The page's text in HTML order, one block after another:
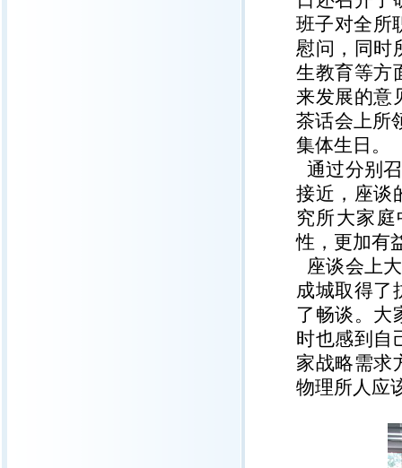
班子对全所
慰问，同时
生教育等方
来发展的意
茶话会上所
集体生日。
通过分别
接近，座谈
究所大家
性，更加有
座谈会上
成城取得了
了畅谈。大
时也感到自
家战略需求
物理所人应